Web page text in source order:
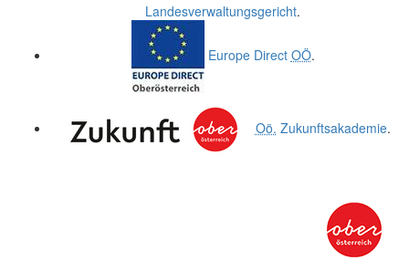
Landesverwaltungsgericht.
Europe Direct OÖ.
Oö. Zukunftsakademie.